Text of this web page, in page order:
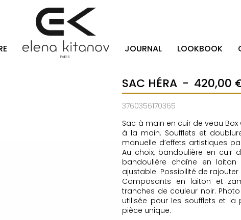
JOURNAL LOOKBOOK
SAC HÉRA - 420,00
3760356170365
Sac à main en cuir de veau
à la main. Soufflets et
manuelle d’effets artistiques
Au choix, bandoulière en cuir
bandoulière chaîne en
ajustable. Possibilité de
Composants en laiton et
tranches de couleur noir.
utilisée pour les soufflets et la
pièce unique.